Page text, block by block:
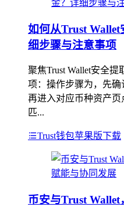
如何从Trust
细步骤与注意事项
聚焦Trust Wallet安全
项：操作步骤为，先确
再进入对应币种资产页
匹...
Trust钱包苹果版下载
币安与Trust